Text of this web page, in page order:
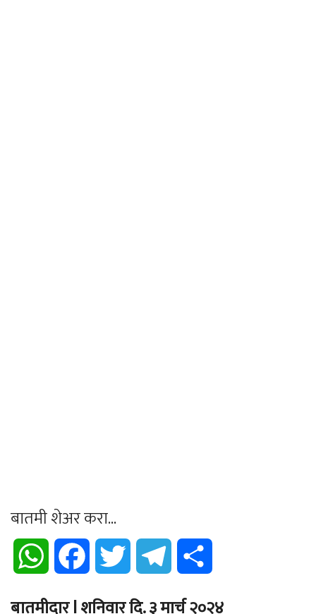
बातमी शेअर करा...
WhatsApp Facebook Twitter Telegram